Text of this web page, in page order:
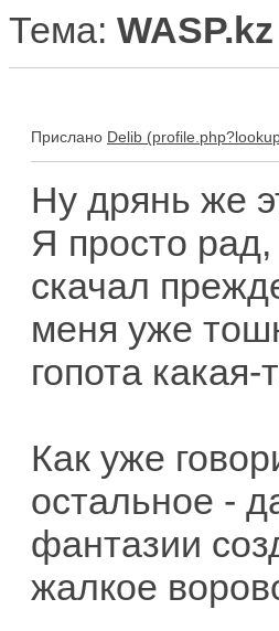
Тема:
Прислано Delib
Ну дрянь же
Я просто рад,
скачал
меня уже
гопота
Как уже
остальное -
фантазии
жалкое